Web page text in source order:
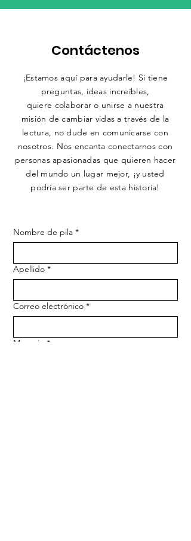
Contáctenos
¡Estamos aquí para ayudarle! Si tiene
preguntas, ideas increíbles,
quiere colaborar o unirse a nuestra
misión de cambiar vidas a través de la
lectura, no dude en comunicarse con
nosotros. Nos encanta conectarnos con
personas apasionadas que quieren hacer
del mundo un lugar mejor, ¡y usted
podría ser parte de esta historia!
Nombre de pila *
Apellido *
Correo electrónico *
Mensaje *